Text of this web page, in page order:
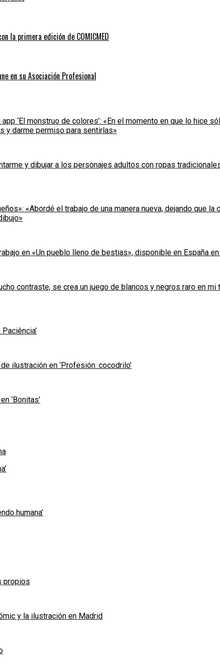
la primera edición de COMICMED
en su Asociación Profesional
‘El monstruo de colores’: «En el momento en que lo hice
y darme permiso para sentirlas»
y dibujar a los personajes adultos con ropas
«Abordé el trabajo de una manera nueva, dejando que
en «Un pueblo lleno de bestias», disponible en España
contraste, se crea un juego de blancos y negros raro en mi
ilustración en ‘Profesión: cocodrilo’
‘Bonitas’
humana’
propios
y la ilustración en Madrid